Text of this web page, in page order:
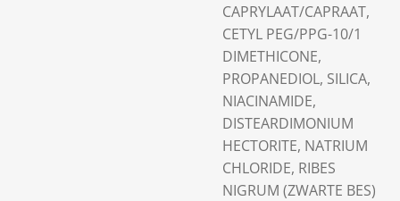
CAPRYLAAT/CAPRAAT,
CETYL PEG/PPG-10/1
DIMETHICONE,
PROPANEDIOL, SILICA,
NIACINAMIDE,
DISTEARDIMONIUM
HECTORITE, NATRIUM
CHLORIDE, RIBES
NIGRUM (ZWARTE BES)